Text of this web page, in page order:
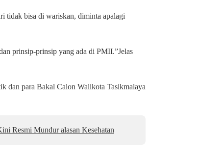
tidak bisa di wariskan, diminta apalagi
prinsip-prinsip yang ada di PMII.”Jelas
dan para Bakal Calon Walikota Tasikmalaya
Resmi Mundur alasan Kesehatan